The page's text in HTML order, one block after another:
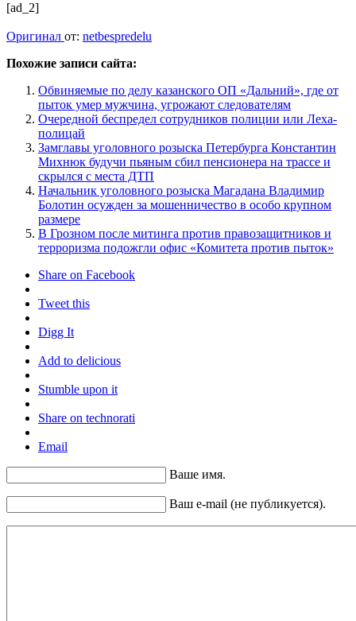
[ad_2]
Оригинал от: netbespredelu
Похожие записи сайта:
Обвиняемые по делу казанского ОП «Дальний», где от
пыток умер мужчина, угрожают следователям
Очередной беспредел сотрудников полиции или Леха-
полицай
Замглавы уголовного розыска Петербурга Константин
Михнюк будучи пьяным сбил пенсионера на трассе и
скрылся с места ДТП
Начальник уголовного розыска Магадана Владимир
Болотин осужден за мошенничество в особо крупном
размере
В Грозном после митинга против правозащитников и
терроризма подожгли офис «Комитета против пыток»
Share on Facebook
Tweet this
Digg It
Add to delicious
Stumble upon it
Share on technorati
Email
Ваше имя.
Ваш e-mail (не публикуется).